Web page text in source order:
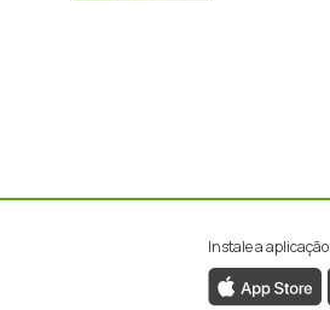
Instale a aplicação